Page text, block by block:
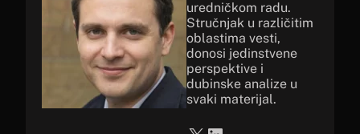
uredničkom radu.
Stručnjak u različitim
oblastima vesti,
donosi jedinstvene
perspektive i
dubinske analize u
svaki materijal.